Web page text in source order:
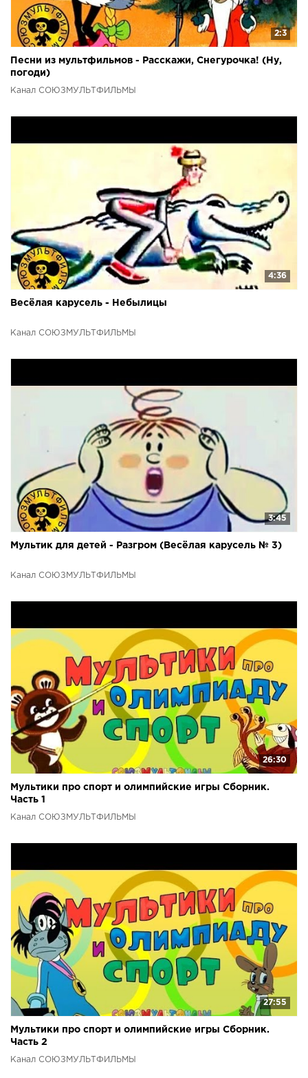
2:3
Песни из мультфильмов - Расскажи, Снегурочка! (Ну,
погоди)
Канал СОЮЗМУЛЬТФИЛЬМЫ
4:36
Весёлая карусель - Небылицы
Канал СОЮЗМУЛЬТФИЛЬМЫ
3:45
Мультик для детей - Разгром (Весёлая карусель № 3)
Канал СОЮЗМУЛЬТФИЛЬМЫ
26:30
Мультики про спорт и олимпийские игры Сборник.
Часть 1
Канал СОЮЗМУЛЬТФИЛЬМЫ
27:55
Мультики про спорт и олимпийские игры Сборник.
Часть 2
Канал СОЮЗМУЛЬТФИЛЬМЫ